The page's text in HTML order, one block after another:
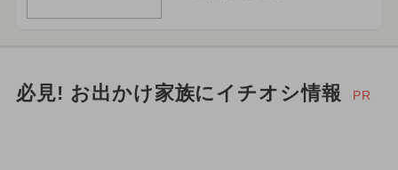
必見! お出かけ家族にイチオシ情報 PR